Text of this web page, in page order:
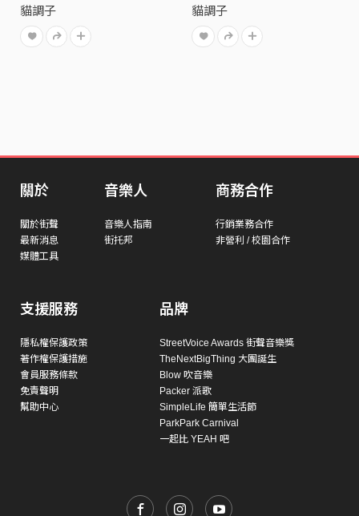
貓調子 貓調子
關於
關於街聲
最新消息
媒體工具
音樂人
音樂人指南
街托邦
商務合作
行銷業務合作
非營利 / 校園合作
支援服務
隱私權保護政策
著作權保護措施
會員服務條款
免責聲明
幫助中心
品牌
StreetVoice Awards 街聲音樂獎
TheNextBigThing 大團誕生
Blow 吹音樂
Packer 派歌
SimpleLife 簡單生活節
ParkPark Carnival
一起比 YEAH 吧